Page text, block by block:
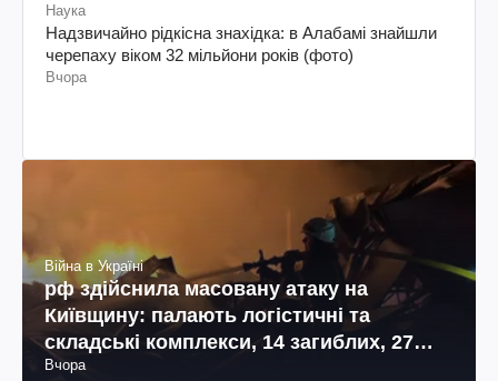
Наука
Надзвичайно рідкісна знахідка: в Алабамі знайшли
черепаху віком 32 мільйони років (фото)
Вчора
Війна в Україні
рф здійснила масовану атаку на
Київщину: палають логістичні та
складські комплекси, 14 загиблих, 27
поранених (фото, відео)
Вчора